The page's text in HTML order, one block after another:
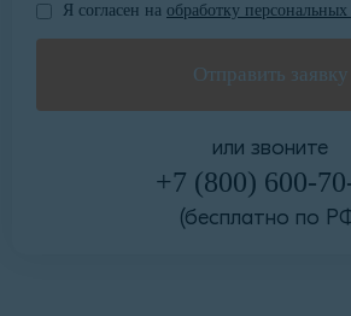
Я согласен на обработку
или звоните
+7 (800) 600-
(бесплатно по